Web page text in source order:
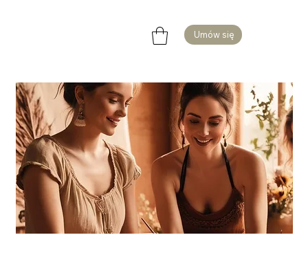
Umów się